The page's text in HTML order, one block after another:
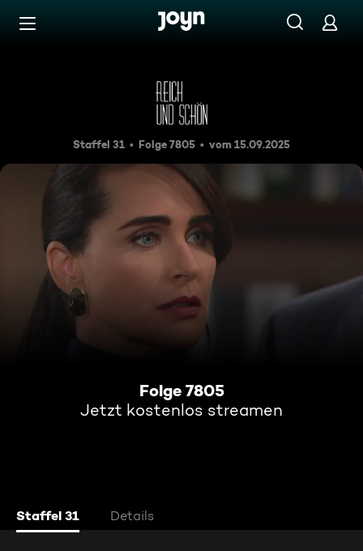
Zum Inhalt springen
Folge 7805
Staffel 31 Folge 7805 vom 15.09.2025
Folge 7805
Jetzt kostenlos streamen
Staffel 31 Details